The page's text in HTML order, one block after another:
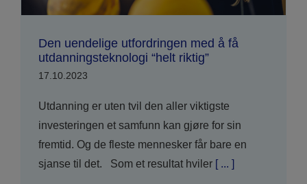
Den uendelige utfordringen med å få
utdanningsteknologi “helt riktig”
17.10.2023
Utdanning er uten tvil den aller viktigste
investeringen et samfunn kan gjøre for sin
fremtid. Og de fleste mennesker får bare en
sjanse til det. Som et resultat hviler[ ... ]